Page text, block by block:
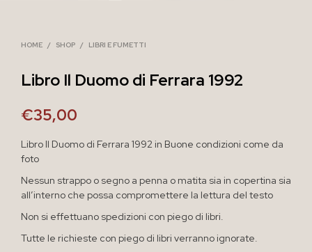
HOME / SHOP / LIBRI E FUMETTI
Libro Il Duomo di Ferrara 1992
€35,00
Libro Il Duomo di Ferrara 1992 in Buone condizioni come da
foto
Nessun strappo o segno a penna o matita sia in copertina sia
all’interno che possa compromettere la lettura del testo
Non si effettuano spedizioni con piego di libri.
Tutte le richieste con piego di libri verranno ignorate.